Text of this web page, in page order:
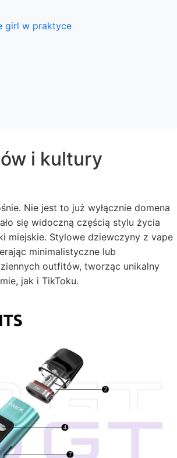
girl w praktyce
i kultury
Nie jest to już wyłącznie domena
się widoczną częścią stylu życia
miejskie. Stylowe dziewczyny z vape
minimalistyczne lub
outfitów, tworząc unikalny
jak i TikToku.